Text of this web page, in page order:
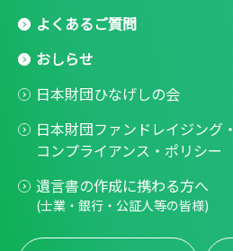
よくあるご質問
おしらせ
日本財団ひなげしの会
日本財団ファンドレイジング・
コンプライアンス・ポリシー
遺言書の作成に携わる方へ
(士業・銀行・公証人等の皆様)